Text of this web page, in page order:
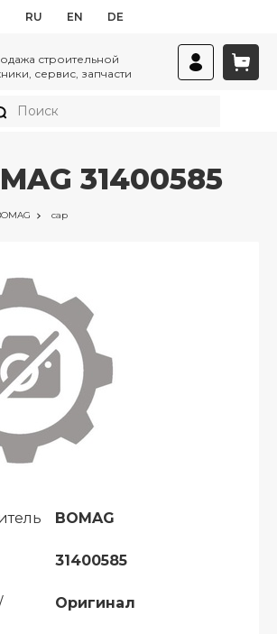
RU EN DE
строительной
сервис, запчасти
31400585
cap
BOMAG
31400585
Оригинал